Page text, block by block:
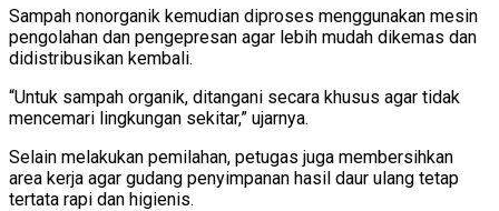
Sampah nonorganik kemudian diproses menggunakan mesin
pengolahan dan pengepresan agar lebih mudah dikemas dan
didistribusikan kembali.
“Untuk sampah organik, ditangani secara khusus agar tidak
mencemari lingkungan sekitar,” ujarnya.
Selain melakukan pemilahan, petugas juga membersihkan
area kerja agar gudang penyimpanan hasil daur ulang tetap
tertata rapi dan higienis.